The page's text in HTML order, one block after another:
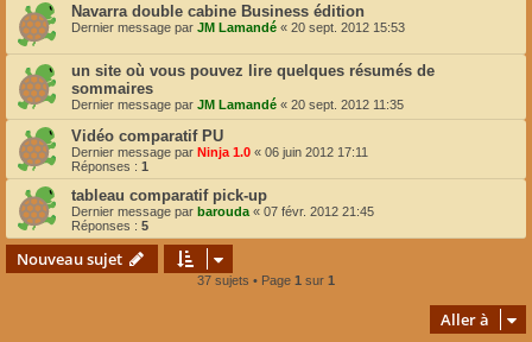
Navarra double cabine Business édition
Dernier message par JM Lamandé « 20 sept. 2012 15:53
un site où vous pouvez lire quelques résumés de
sommaires
Dernier message par JM Lamandé « 20 sept. 2012 11:35
Vidéo comparatif PU
Dernier message par Ninja 1.0 « 06 juin 2012 17:11
Réponses : 1
tableau comparatif pick-up
Dernier message par barouda « 07 févr. 2012 21:45
Réponses : 5
Nouveau sujet
37 sujets • Page 1 sur 1
Aller à